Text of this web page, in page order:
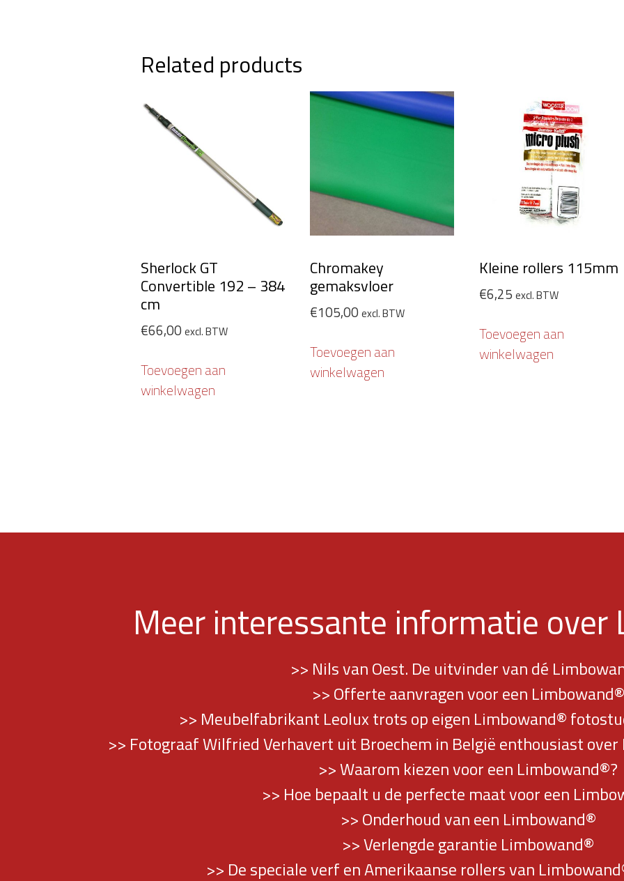
Related products
Sherlock GT
Convertible 192 – 384
cm
€66,00 excl. BTW
Toevoegen aan
winkelwagen
Chromakey
gemaksvloer
€105,00 excl. BTW
Toevoegen aan
winkelwagen
Kleine rollers 115mm
€6,25 excl. BTW
Toevoegen aan
winkelwagen
Meer interessante informatie
>> Nils van Oest. De uitvinder van dé
>> Offerte aanvragen voor een Limbowand®
>> Meubelfabrikant Leolux trots op eigen Limbowand®
>> Fotograaf Wilfried Verhavert uit Broechem in België enthousiast
>> Waarom kiezen voor een Limbowand®?
>> Hoe bepaalt u de perfecte maat voor een
>> Onderhoud van een Limbowand®
>> Verlengde garantie Limbowand®
>> De speciale verf en Amerikaanse rollers van